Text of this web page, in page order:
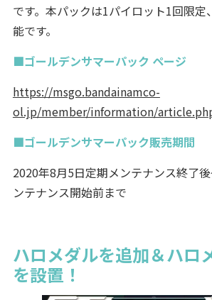
です。本パックは1パイロット1回限定
能です。
■ゴールデンサマーパック ページ
https://msgo.bandainamco-
ol.jp/member/information/
■ゴールデンサマーパック販売期間
2020年8月5日定期メンテナンス終了
ンテナンス開始前まで
ハロメダルを追加＆ハロ
を設置！